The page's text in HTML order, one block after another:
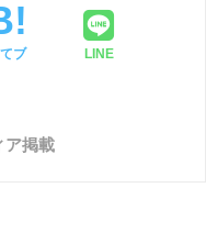
ブ LINE
ア掲載